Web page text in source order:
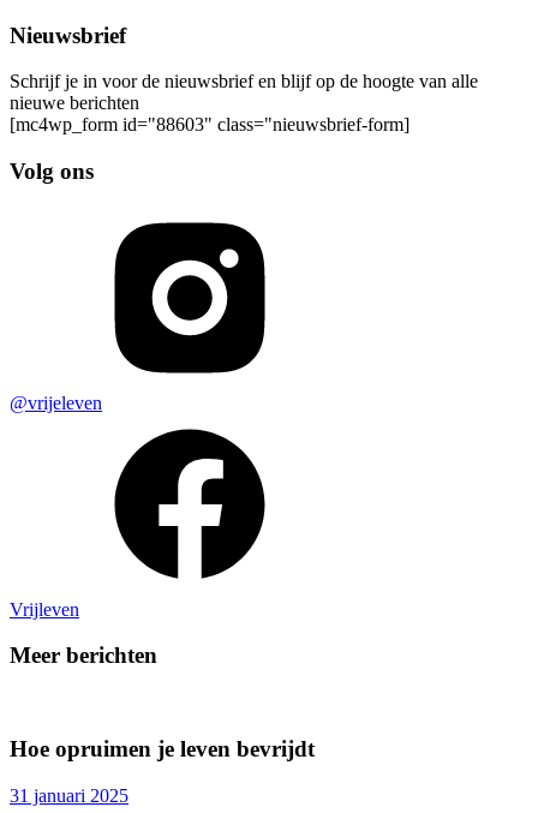
Nieuwsbrief
Schrijf je in voor de nieuwsbrief en blijf op de hoogte van alle
nieuwe berichten
[mc4wp_form id="88603" class="nieuwsbrief-form]
Volg ons
@vrijeleven
Vrijleven
Meer berichten
Hoe opruimen je leven bevrijdt
31 januari 2025